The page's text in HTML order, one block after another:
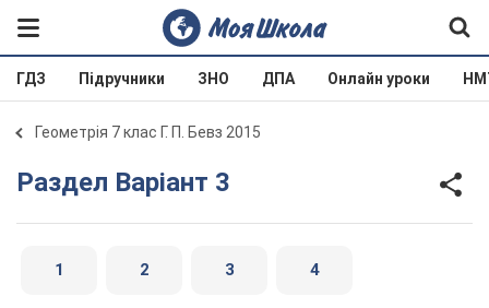
ГДЗ Підручники ЗНО ДПА Онлайн уроки
Геометрія 7 клас Г. П. Бевз 2015
Раздел Варіант 3
1 2 3 4